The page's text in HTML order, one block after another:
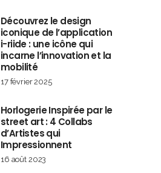
Découvrez le design
iconique de l’application
i-riide : une icône qui
incarne l’innovation et la
mobilité
17 février 2025
Horlogerie Inspirée par le
street art : 4 Collabs
d’Artistes qui
Impressionnent
16 août 2023